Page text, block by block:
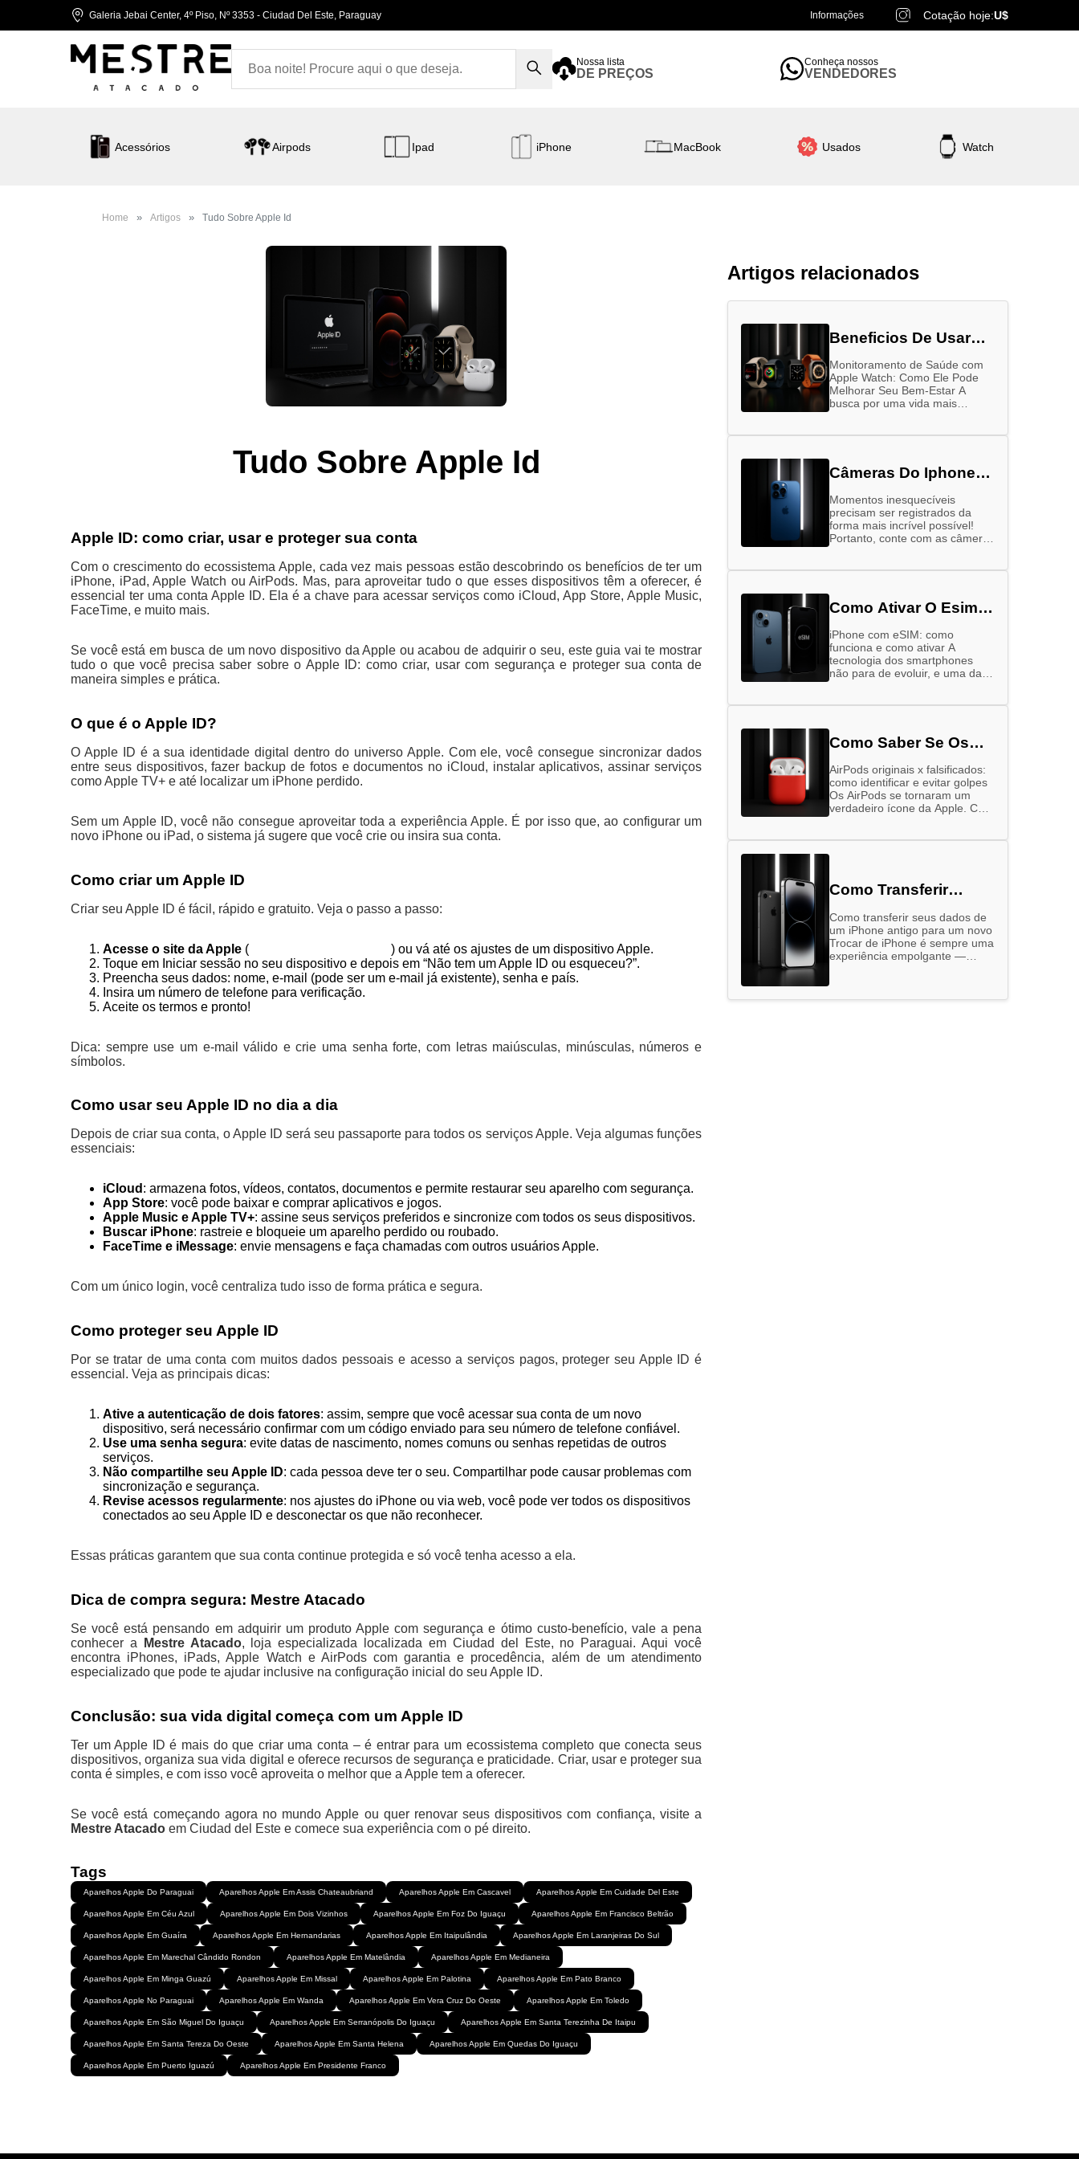
Galeria Jebai Center, 4º Piso, Nº 3353 - Ciudad Del Este, Paraguay Informações Cotação hoje:U$
Nossa lista
DE PREÇOS
Conheça nossos
VENDEDORES
Acessórios Airpods Ipad iPhone MacBook Usados Watch
Home Artigos Tudo Sobre Apple Id
Tudo Sobre Apple Id
Apple ID: como criar, usar e proteger sua conta
Com o crescimento do ecossistema Apple, cada vez mais pessoas estão descobrindo os benefícios de ter um
iPhone, iPad, Apple Watch ou AirPods. Mas, para aproveitar tudo o que esses dispositivos têm a oferecer, é
essencial ter uma conta Apple ID. Ela é a chave para acessar serviços como iCloud, App Store, Apple Music,
FaceTime, e muito mais.
Se você está em busca de um novo dispositivo da Apple ou acabou de adquirir o seu, este guia vai te mostrar
tudo o que você precisa saber sobre o Apple ID: como criar, usar com segurança e proteger sua conta de
maneira simples e prática.
O que é o Apple ID?
O Apple ID é a sua identidade digital dentro do universo Apple. Com ele, você consegue sincronizar dados
entre seus dispositivos, fazer backup de fotos e documentos no iCloud, instalar aplicativos, assinar serviços
como Apple TV+ e até localizar um iPhone perdido.
Sem um Apple ID, você não consegue aproveitar toda a experiência Apple. É por isso que, ao configurar um
novo iPhone ou iPad, o sistema já sugere que você crie ou insira sua conta.
Como criar um Apple ID
Criar seu Apple ID é fácil, rápido e gratuito. Veja o passo a passo:
Acesse o site da Apple (
) ou vá até os ajustes de um dispositivo Apple.
Toque em Iniciar sessão no seu dispositivo e depois em “Não tem um Apple ID ou esqueceu?”.
Preencha seus dados: nome, e-mail (pode ser um e-mail já existente), senha e país.
Insira um número de telefone para verificação.
Aceite os termos e pronto!
Dica: sempre use um e-mail válido e crie uma senha forte, com letras maiúsculas, minúsculas, números e
símbolos.
Como usar seu Apple ID no dia a dia
Depois de criar sua conta, o Apple ID será seu passaporte para todos os serviços Apple. Veja algumas funções
essenciais:
iCloud : armazena fotos, vídeos, contatos, documentos e permite restaurar seu aparelho com segurança.
App Store: você pode baixar e comprar aplicativos e jogos.
Apple Music e Apple TV+: assine seus serviços preferidos e sincronize com todos os seus dispositivos.
Buscar iPhone: rastreie e bloqueie um aparelho perdido ou roubado.
FaceTime e iMessage: envie mensagens e faça chamadas com outros usuários Apple.
Com um único login, você centraliza tudo isso de forma prática e segura.
Como proteger seu Apple ID
Por se tratar de uma conta com muitos dados pessoais e acesso a serviços pagos, proteger seu Apple ID é
essencial. Veja as principais dicas:
Ative a autenticação de dois fatores: assim, sempre que você acessar sua conta de um novo
dispositivo, será necessário confirmar com um código enviado para seu número de telefone confiável.
Use uma senha segura: evite datas de nascimento, nomes comuns ou senhas repetidas de outros
serviços.
Não compartilhe seu Apple ID: cada pessoa deve ter o seu. Compartilhar pode causar problemas com
sincronização e segurança.
Revise acessos regularmente: nos ajustes do iPhone ou via web, você pode ver todos os dispositivos
conectados ao seu Apple ID e desconectar os que não reconhecer.
Essas práticas garantem que sua conta continue protegida e só você tenha acesso a ela.
Dica de compra segura: Mestre Atacado
Se você está pensando em adquirir um produto Apple com segurança e ótimo custo-benefício, vale a pena
conhecer a
Mestre Atacado, loja especializada localizada em Ciudad del Este, no Paraguai. Aqui você
encontra iPhones, iPads, Apple Watch e AirPods com garantia e procedência, além de um atendimento
especializado que pode te ajudar inclusive na configuração inicial do seu Apple ID.
Conclusão: sua vida digital começa com um Apple ID
Ter um Apple ID é mais do que criar uma conta – é entrar para um ecossistema completo que conecta seus
dispositivos, organiza sua vida digital e oferece recursos de segurança e praticidade. Criar, usar e proteger sua
conta é simples, e com isso você aproveita o melhor que a Apple tem a oferecer.
Se você está começando agora no mundo Apple ou quer renovar seus dispositivos com confiança, visite a
Mestre Atacado em Ciudad del Este e comece sua experiência com o pé direito.
Tags
Aparelhos Apple Do Paraguai Aparelhos Apple Em Assis Chateaubriand Aparelhos Apple Em Cascavel Aparelhos Apple Em Cuidade Del Este
Aparelhos Apple Em Céu Azul Aparelhos Apple Em Dois Vizinhos Aparelhos Apple Em Foz Do Iguaçu Aparelhos Apple Em Francisco Beltrão
Aparelhos Apple Em Guaíra Aparelhos Apple Em Hernandarias Aparelhos Apple Em Itaipulândia Aparelhos Apple Em Laranjeiras Do Sul
Aparelhos Apple Em Marechal Cândido Rondon Aparelhos Apple Em Matelândia Aparelhos Apple Em Medianeira
Aparelhos Apple Em Minga Guazú Aparelhos Apple Em Missal Aparelhos Apple Em Palotina Aparelhos Apple Em Pato Branco
Aparelhos Apple No Paraguai Aparelhos Apple Em Wanda Aparelhos Apple Em Vera Cruz Do Oeste Aparelhos Apple Em Toledo
Aparelhos Apple Em São Miguel Do Iguaçu Aparelhos Apple Em Serranópolis Do Iguaçu Aparelhos Apple Em Santa Terezinha De Itaipu
Aparelhos Apple Em Santa Tereza Do Oeste Aparelhos Apple Em Santa Helena Aparelhos Apple Em Quedas Do Iguaçu
Aparelhos Apple Em Puerto Iguazú Aparelhos Apple Em Presidente Franco
Artigos relacionados
Beneficios De Usar
Monitoramento de Saúde com
Apple Watch: Como Ele Pode
Melhorar Seu Bem-Estar A
busca por uma vida mais
Câmeras Do Iphone
Diferença
Momentos inesquecíveis
precisam ser registrados da
forma mais incrível possível!
Portanto, conte com as câmeras
Como Ativar O Esim
iPhone com eSIM: como
funciona e como ativar A
tecnologia dos smartphones
não para de evoluir, e uma das
Como Saber Se Os
AirPods originais x falsificados:
como identificar e evitar golpes
Os AirPods se tornaram um
verdadeiro ícone da Apple. Com
Como Transferir
Antigo Para O Novo
Como transferir seus dados de
um iPhone antigo para um novo
Trocar de iPhone é sempre uma
experiência empolgante —